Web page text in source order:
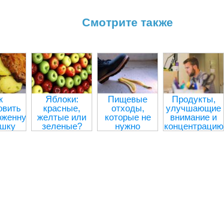
Смотрите также
Яблоки:
красные,
желтые или
зеленые?
Пищевые
отходы,
которые не
нужно
Продукты,
улучшающие
внимание и
концентрацию